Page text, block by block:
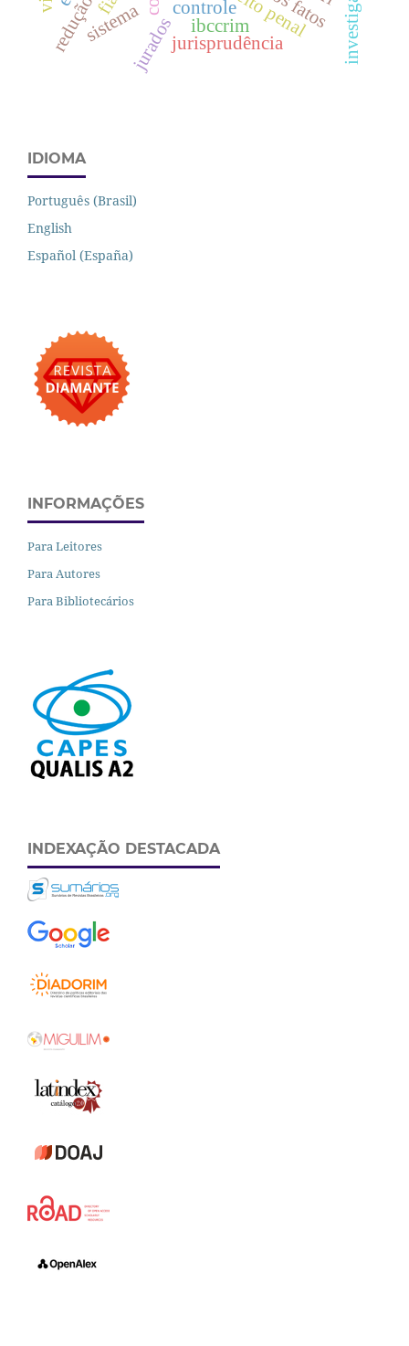
controle
juradosjurisprudência
sistema ibccrim
IDIOMA
Português (Brasil)
English
Español (España)
INFORMAÇÕES
Para Leitores
Para Autores
Para Bibliotecários
INDEXAÇÃO DESTACADA